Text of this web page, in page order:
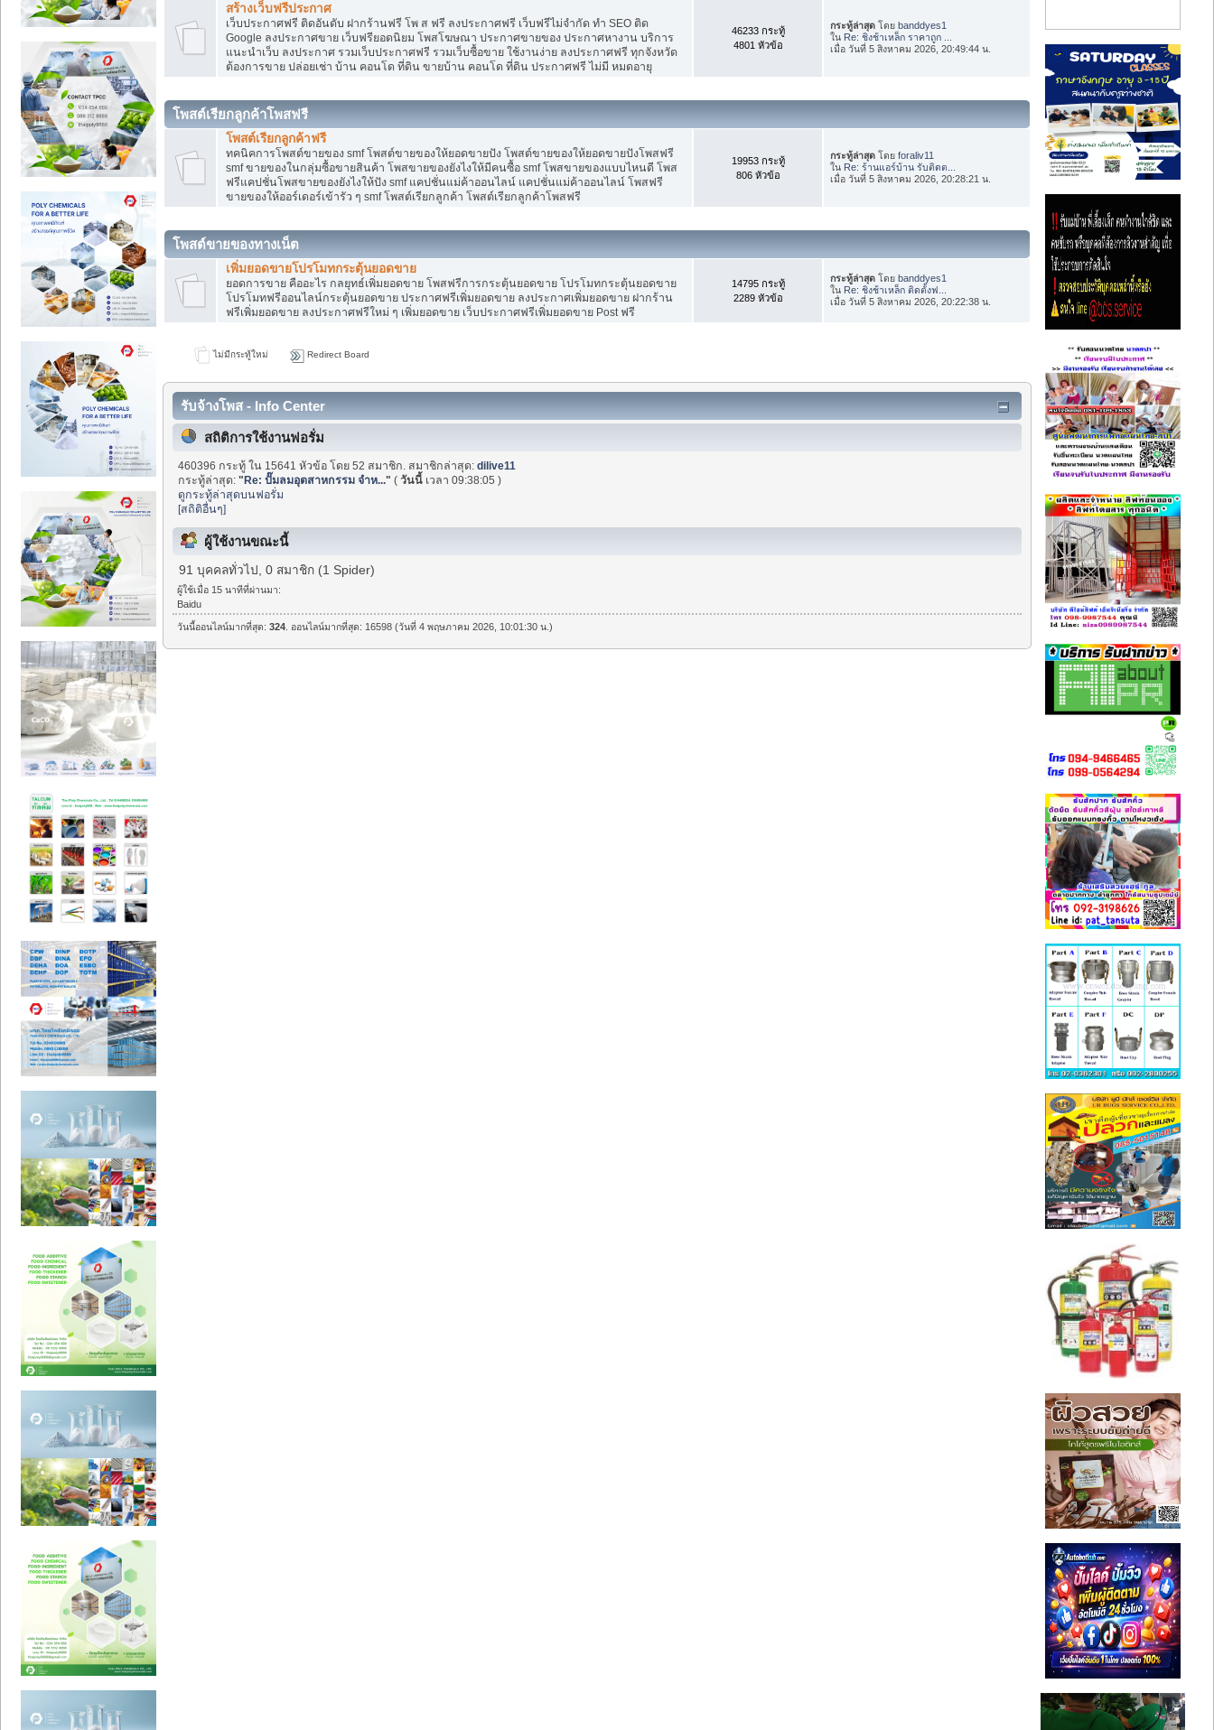
สร้างเว็บฟรีประกาศ
เว็บประกาศฟรี ติดอันดับ ฝากร้านฟรี โพ ส ฟรี ลงประกาศฟรี เว็บฟรีไม่จำกัด ทำ SEO ติด
Google ลงประกาศขาย เว็บฟรียอดนิยม โพสโฆษณา ประกาศขายของ ประกาศหางาน บริการ
แนะนำเว็บ ลงประกาศ รวมเว็บประกาศฟรี รวมเว็บซื้อขาย ใช้งานง่าย ลงประกาศฟรี ทุกจังหวัด
ต้องการขาย ปล่อยเช่า บ้าน คอนโด ที่ดิน ขายบ้าน คอนโด ที่ดิน ประกาศฟรี ไม่มี หมดอายุ
46233 กระทู้
4801 หัวข้อ
กระทู้ล่าสุด โดยbanddyes1
ใน Re: ชิงช้าเหล็ก ราคาถูก ...
เมื่อ วันที่ 5 สิงหาคม 2026, 20:49:44 น.
โพสต์เรียกลูกค้าโพสฟรี
โพสต์เรียกลูกค้าฟรี
ทคนิคการโพสต์ขายของ smf โพสต์ขายของให้ยอดขายปัง โพสต์ขายของให้ยอดขายปังโพสฟรี
smf ขายของในกลุ่มซื้อขายสินค้า โพสขายของยังไงให้มีคนซื้อ smf โพสขายของแบบไหนดี โพส
ฟรีแคปชั่นโพสขายของยังไงให้ปัง smf แคปชั่นแม่ค้าออนไลน์ แคปชั่นแม่ค้าออนไลน์ โพสฟรี
ขายของให้ออร์เดอร์เข้ารัว ๆ smf โพสต์เรียกลูกค้า โพสต์เรียกลูกค้าโพสฟรี
19953 กระทู้
806 หัวข้อ
กระทู้ล่าสุด โดยforaliv11
ใน Re: ร้านแอร์บ้าน รับติดต...
เมื่อ วันที่ 5 สิงหาคม 2026, 20:28:21 น.
โพสต์ขายของทางเน็ต
เพิ่มยอดขายโปรโมทกระตุ้นยอดขาย
ยอดการขาย คืออะไร กลยุทธ์เพิ่มยอดขาย โพสฟรีการกระตุ้นยอดขาย โปรโมทกระตุ้นยอดขาย
โปรโมทฟรีออนไลน์กระตุ้นยอดขาย ประกาศฟรีเพิ่มยอดขาย ลงประกาศเพิ่มยอดขาย ฝากร้าน
ฟรีเพิ่มยอดขาย ลงประกาศฟรีใหม่ ๆ เพิ่มยอดขาย เว็บประกาศฟรีเพิ่มยอดขาย Post ฟรี
14795 กระทู้
2289 หัวข้อ
กระทู้ล่าสุด โดยbanddyes1
ใน Re: ชิงช้าเหล็ก ติดตั้งฟ...
เมื่อ วันที่ 5 สิงหาคม 2026, 20:22:38 น.
ไม่มีกระทู้ใหม่ Redirect Board
รับจ้างโพส - Info Center
สถิติการใช้งานฟอรั่ม
460396 กระทู้ ใน 15641 หัวข้อ โดย 52 สมาชิก. สมาชิกล่าสุด:dilive11
กระทู้ล่าสุด:"Re: ปั๊มลมอุตสาหกรรม จำห..." (วันนี้ เวลา 09:38:05 )
ดูกระทู้ล่าสุดบนฟอรั่ม
[สถิติอื่นๆ]
ผู้ใช้งานขณะนี้
91 บุคคลทั่วไป, 0 สมาชิก (1 Spider)
ผู้ใช้เมื่อ 15 นาทีที่ผ่านมา:
Baidu
วันนี้ออนไลน์มากที่สุด:324 . ออนไลน์มากที่สุด: 16598 (วันที่ 4 พฤษภาคม 2026, 10:01:30 น.)